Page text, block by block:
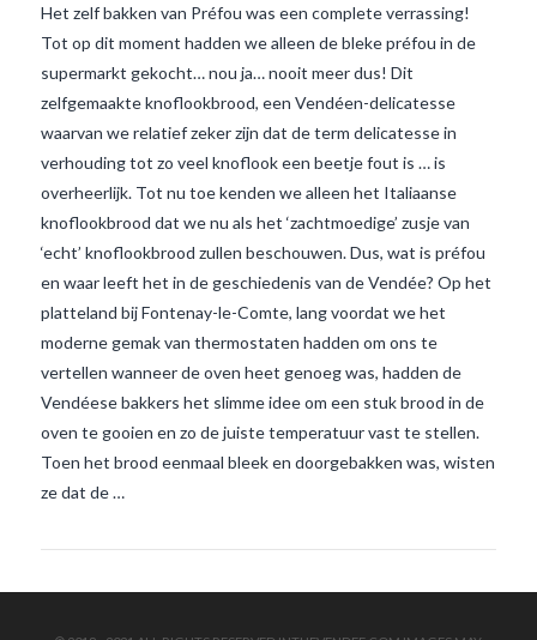
VIEW POST
Het zelf bakken van Préfou was een complete verrassing!
Tot op dit moment hadden we alleen de bleke préfou in de
supermarkt gekocht… nou ja… nooit meer dus! Dit
zelfgemaakte knoflookbrood, een Vendéen-delicatesse
waarvan we relatief zeker zijn dat de term delicatesse in
verhouding tot zo veel knoflook een beetje fout is … is
overheerlijk. Tot nu toe kenden we alleen het Italiaanse
knoflookbrood dat we nu als het ‘zachtmoedige’ zusje van
‘echt’ knoflookbrood zullen beschouwen. Dus, wat is préfou
en waar leeft het in de geschiedenis van de Vendée? Op het
platteland bij Fontenay-le-Comte, lang voordat we het
moderne gemak van thermostaten hadden om ons te
vertellen wanneer de oven heet genoeg was, hadden de
Vendéese bakkers het slimme idee om een stuk brood in de
oven te gooien en zo de juiste temperatuur vast te stellen.
Toen het brood eenmaal bleek en doorgebakken was, wisten
ze dat de …